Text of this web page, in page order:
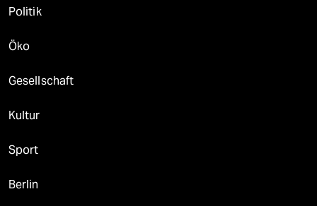
Politik
Öko
Gesellschaft
Kultur
Sport
Berlin